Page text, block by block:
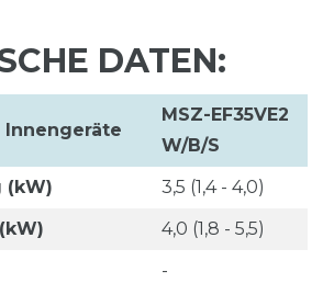
DATEN:
MSZ-EF35VE2
W/B/S
(kW)
3,5 (1,4 - 4,0)
4,0 (1,8 - 5,5)
-